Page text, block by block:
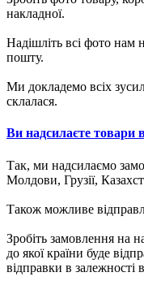
накладної.
Надішліть всі фото нам
пошту.
Ми докладемо всіх
склалася.
Ви надсилаєте товари
Так, ми надсилаємо
Молдови, Грузії,
Також можливе
Зробіть замовлення на
до якої країни буде
відправки в залежності